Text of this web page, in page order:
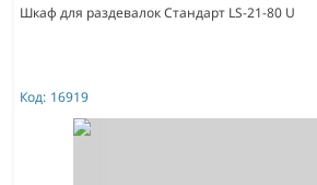
Шкаф для раздевалок Стандарт LS-21-80 U
Код: 16919